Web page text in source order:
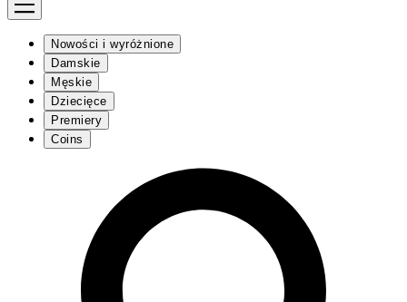
Nowości i wyróżnione
Damskie
Męskie
Dziecięce
Premiery
Coins